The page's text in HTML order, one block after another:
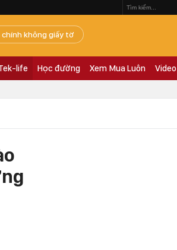
chính không giấy tờ
life Học đường Xem Mua Luôn Video